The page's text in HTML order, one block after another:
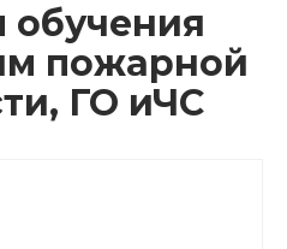
пожарной
ГО иЧС